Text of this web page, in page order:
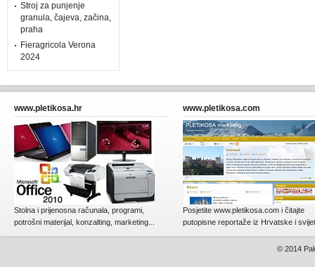
Stroj za punjenje
granula, čajeva, začina,
praha
Fieragricola Verona
2024
www.pletikosa.hr
Stolna i prijenosna računala, programi,
potrošni materijal, konzalting, marketing...
www.pletikosa.com
Posjetite www.pletikosa.com i čitajte
putopisne reportaže iz Hrvatske i
© 2014